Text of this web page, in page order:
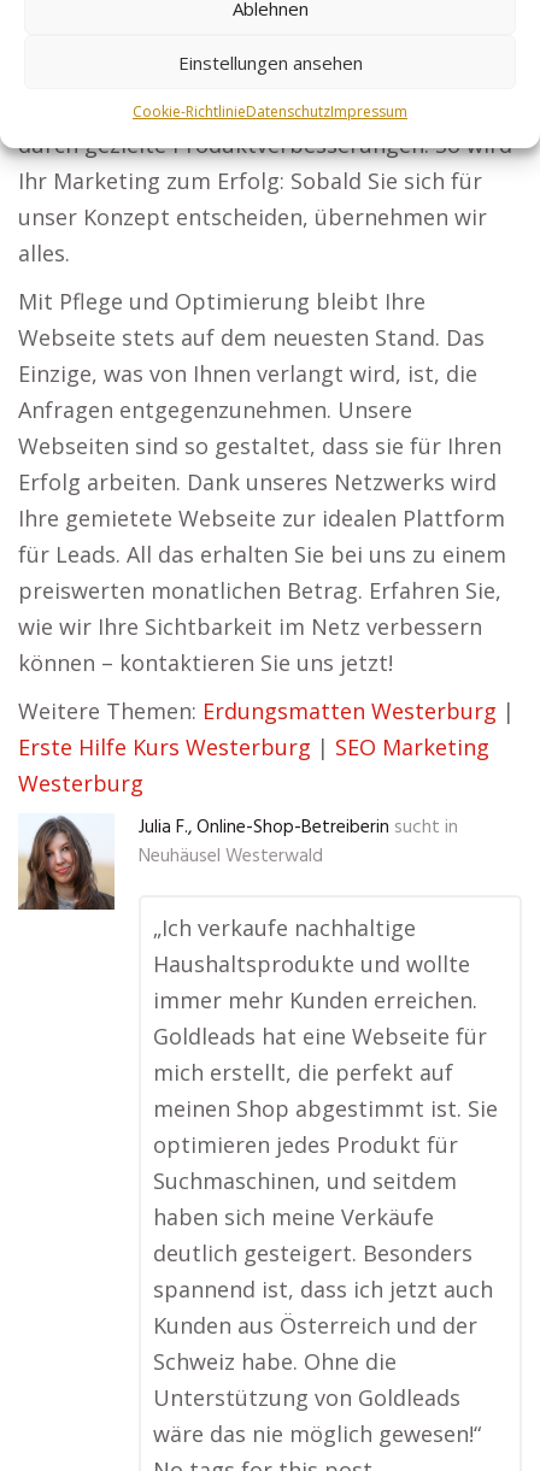
Ablehnen
Einstellungen ansehen
Cookie-RichtlinieDatenschutzImpressum
und Firmen, dass Ihre Lösungen die besten sind.
Online-Händler: Steigern Sie Ihre Reichweite
durch gezielte Produktverbesserungen. So wird
Ihr Marketing zum Erfolg: Sobald Sie sich für
unser Konzept entscheiden, übernehmen wir
alles.
Mit Pflege und Optimierung bleibt Ihre
Webseite stets auf dem neuesten Stand. Das
Einzige, was von Ihnen verlangt wird, ist, die
Anfragen entgegenzunehmen. Unsere
Webseiten sind so gestaltet, dass sie für Ihren
Erfolg arbeiten. Dank unseres Netzwerks wird
Ihre gemietete Webseite zur idealen Plattform
für Leads. All das erhalten Sie bei uns zu einem
preiswerten monatlichen Betrag. Erfahren Sie,
wie wir Ihre Sichtbarkeit im Netz verbessern
können – kontaktieren Sie uns jetzt!
Weitere Themen: Erdungsmatten Westerburg |
Erste Hilfe Kurs Westerburg | SEO Marketing
Westerburg
Julia F., Online-Shop-Betreiberin sucht in
Neuhäusel Westerwald
„Ich verkaufe nachhaltige
Haushaltsprodukte und wollte
immer mehr Kunden erreichen.
Goldleads hat eine Webseite für
mich erstellt, die perfekt auf
meinen Shop abgestimmt ist. Sie
optimieren jedes Produkt für
Suchmaschinen, und seitdem
haben sich meine Verkäufe
deutlich gesteigert. Besonders
spannend ist, dass ich jetzt auch
Kunden aus Österreich und der
Schweiz habe. Ohne die
Unterstützung von Goldleads
wäre das nie möglich gewesen!“